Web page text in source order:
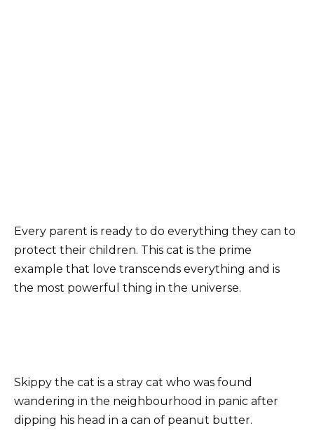
Every parent is ready to do everything they can to
protect their children. This cat is the prime
example that love transcends everything and is
the most powerful thing in the universe.
Skippy the cat is a stray cat who was found
wandering in the neighbourhood in panic after
dipping his head in a can of peanut butter.